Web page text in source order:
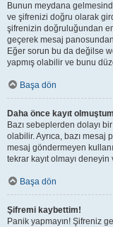
Bunun meydana
ve şifrenizi doğru olarak
şifrenizin doğruluğundan
geçerek mesaj
Eğer sorun bu da değilse
yapmış olabilir ve bunu
Başa dön
Daha önce kayıt
Bazı sebeplerden dolayı
olabilir. Ayrıca, bazı mesaj
mesaj göndermeyen
tekrar kayıt olmayı deneyin
Başa dön
Şifremi kaybettim!
Panik yapmayın! Şifreniz